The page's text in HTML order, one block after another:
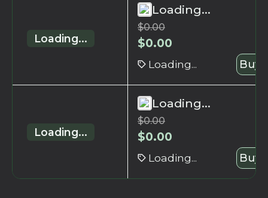
Loading...
Loading...
$0.00
$0.00
Loading... Buy
Loading...
Loading...
$0.00
$0.00
Loading... Buy